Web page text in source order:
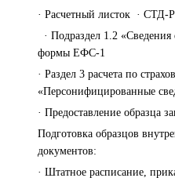
· Расчетный листок · СТД-
· Подраздел 1.2 «Сведения
формы ЕФС-1
· Раздел 3 расчета по
«Персонифицированные
· Предоставление образца
Подготовка образцов
документов:
· Штатное расписание,